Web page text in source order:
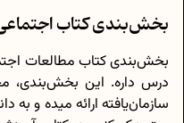
بخش‌بندی کتاب
بخش‌بندی کتاب‌ مطالعات
درس داره. این بخش‌بندی،
سازمان‌یافته ارائه میده و